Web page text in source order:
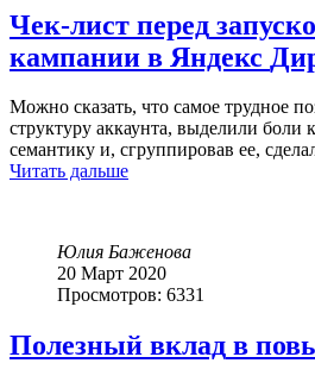
Чек-лист перед
кампании в Яндекс
Можно сказать, что самое трудное
структуру аккаунта, выделили боли
семантику и, сгруппировав ее,
Читать дальше
Юлия Баженова
20 Март 2020
Просмотров: 6331
Полезный вклад в